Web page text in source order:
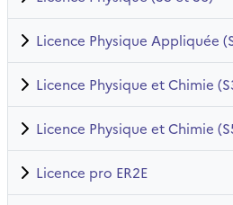
Licence Physique Appliquée
Licence Physique et Chimie
Licence Physique et Chimie
Licence pro ER2E